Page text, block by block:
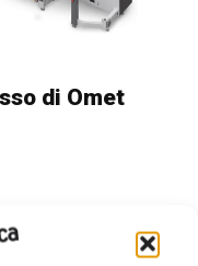
di Omet